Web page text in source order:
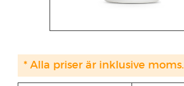
* Alla priser är inklusive moms.